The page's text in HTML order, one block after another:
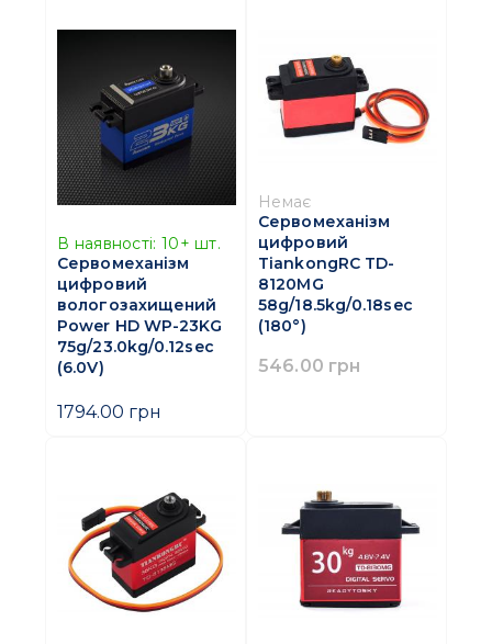
В наявності: 10+ шт.
Сервомеханізм
цифровий
вологозахищений
Power HD WP-23KG
75g/23.0kg/0.12sec
(6.0V)
1794.00 грн
Немає
Сервомеханізм
цифровий
TiankongRC TD-
8120MG
58g/18.5kg/0.18sec
(180°)
546.00 грн